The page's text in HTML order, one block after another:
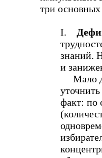
три основных
I.
знаний.
и
Мало
факт: по